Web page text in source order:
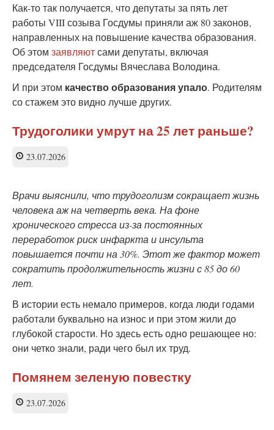
Как-то так получается, что депутаты за пять лет
работы VIII созыва Госдумы приняли аж 80 законов,
направленных на повышение качества образования.
Об этом заявляютсами депутаты, включая
председателя Госдумы Вячеслава Володина.
И при этом качество образования упало. Родителям
со стажем это видно лучше других.
Трудоголики умрут на 25 лет раньше?
23.07.2026
Врачи выяснили, что трудоголизм сокращает жизнь
человека аж на четверть века. На фоне
хронического стресса из-за постоянных
переработок риск инфаркта и инсульта
повышается почти на 30%. Этот же фактор может
сократить продолжительность жизни с 85 до 60
лет.
В истории есть немало примеров, когда люди годами
работали буквально на износ и при этом жили до
глубокой старости. Но здесь есть одно решающее но:
они четко знали, ради чего был их труд.
Помянем зеленую повестку
23.07.2026